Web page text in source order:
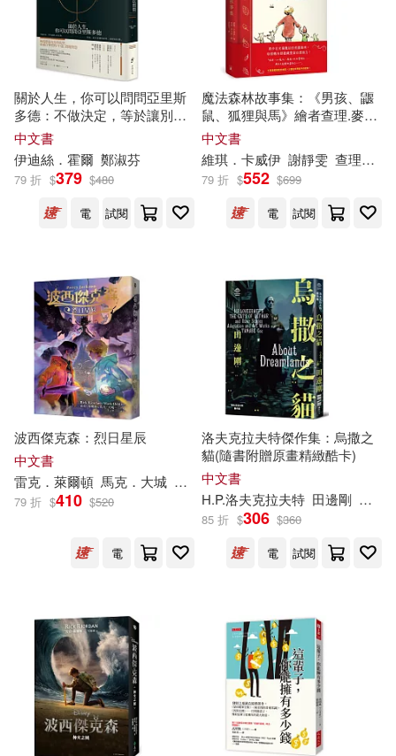
大熊由護(14) 田畑由秋(14)
（俄）克雷洛夫(14)
（德）莫塞伊克(14)
三島由紀夫(13)
（英）柯南·道爾(13)
あわむら赤光(12) 一十(12)
克里斯提昂．賈克(12)
安德魯‧克萊門斯(12)
安德魯‧路米斯(12)
柯南．道爾(12) 胡妙芬(12)
蘇昭旭(12)
H.P洛夫克拉夫特(11)
サイトウアユム(11)
社會科學文獻出版社(81)
EuroArts(78)
人民文學出版社(73)
目川文化數位股份有限公司(68)
東立(65) 中央編譯出版社(63)
崧燁文化(63) 新星出版社(63)
中信出版社(61)
商務印書館(61) 時報出版(61)
Membran(55)
中國社會科學出版社(51)
譯林出版社(51)
上海譯文出版社(50) 上揚(49)
電子書 (可複選)
適合手機平板閱讀(365)
適合平板閱讀(226)
免費電子書(6)
其他 (可複選)
現在可購買商品(5993)
作者/演唱/譯/編/繪(2)
價格
範圍
關於人生，你可以問問亞里斯
多德：不做決定，等於讓別人
決定你。幸福，是有意識的思
考、選擇和行動。【暢銷典藏
版】
中文書
伊迪絲．霍爾 鄭淑芬
79 折 $379 $480
電
試閱
魔法森林故事集：《男孩、鼴
鼠、狐狸與馬》繪者查理.麥克
斯全新動人力作!
中文書
維琪．卡威伊 謝靜雯 查理．麥克斯（Charlie Mackesy）
79 折 $552 $699
電
試閱
波西傑克森：烈日星辰
中文書
雷克．萊爾頓 馬克．大城 王心瑩 Blaze Wu
79 折 $410 $520
電
洛夫克拉夫特傑作集：烏撒之
貓(隨書附贈原畫精緻酷卡)
中文書
H.P.洛夫克拉夫特 田邊剛 丁安
85 折 $306 $360
電
試閱